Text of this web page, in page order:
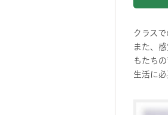
クラス
また、
もたち
生活に